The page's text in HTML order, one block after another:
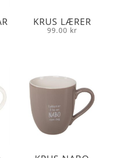
KRUS LÆRER
99.00 kr